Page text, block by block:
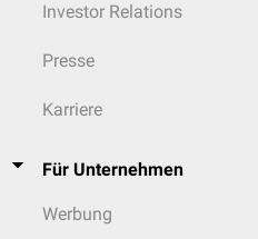
Investor Relations
Presse
Karriere
Für Unternehmen
Werbung